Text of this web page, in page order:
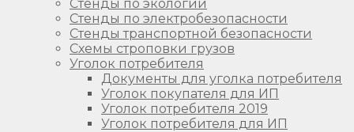
Стенды по экологии
Стенды по электробезопасности
Стенды транспортной безопасности
Схемы строповки грузов
Уголок потребителя
Документы для уголка потребителя
Уголок покупателя для ИП
Уголок потребителя 2019
Уголок потребителя для ИП